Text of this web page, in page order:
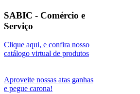
SABIC - Comércio e
Serviço
Clique aqui, e confira nosso
catálogo virtual de produtos
Aproveite nossas atas ganhas
e pegue carona!